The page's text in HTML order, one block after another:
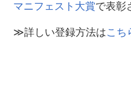
マニフェスト大賞で表彰
≫詳しい登録方法はこち